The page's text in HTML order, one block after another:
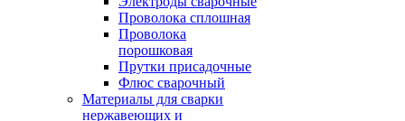
Проволока сплошная
Проволока
порошковая
Прутки присадочные
Флюс сварочный
Материалы для сварки
нержавеющих и